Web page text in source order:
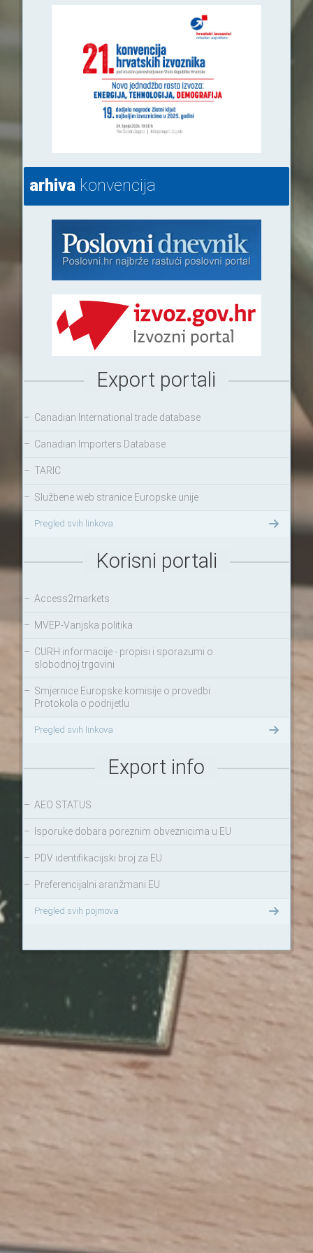
arhivakonvencija
Export portali
– Canadian International trade database
– Canadian Importers Database
– TARIC
– Službene web stranice Europske unije
Pregled svih linkova
Korisni portali
– Access2markets
– MVEP-Vanjska politika
– CURH informacije - propisi i sporazumi o
slobodnoj trgovini
– Smjernice Europske komisije o provedbi
Protokola o podrijetlu
Pregled svih linkova
Export info
– AEO STATUS
– Isporuke dobara poreznim obveznicima u EU
– PDV identifikacijski broj za EU
– Preferencijalni aranžmani EU
Pregled svih pojmova